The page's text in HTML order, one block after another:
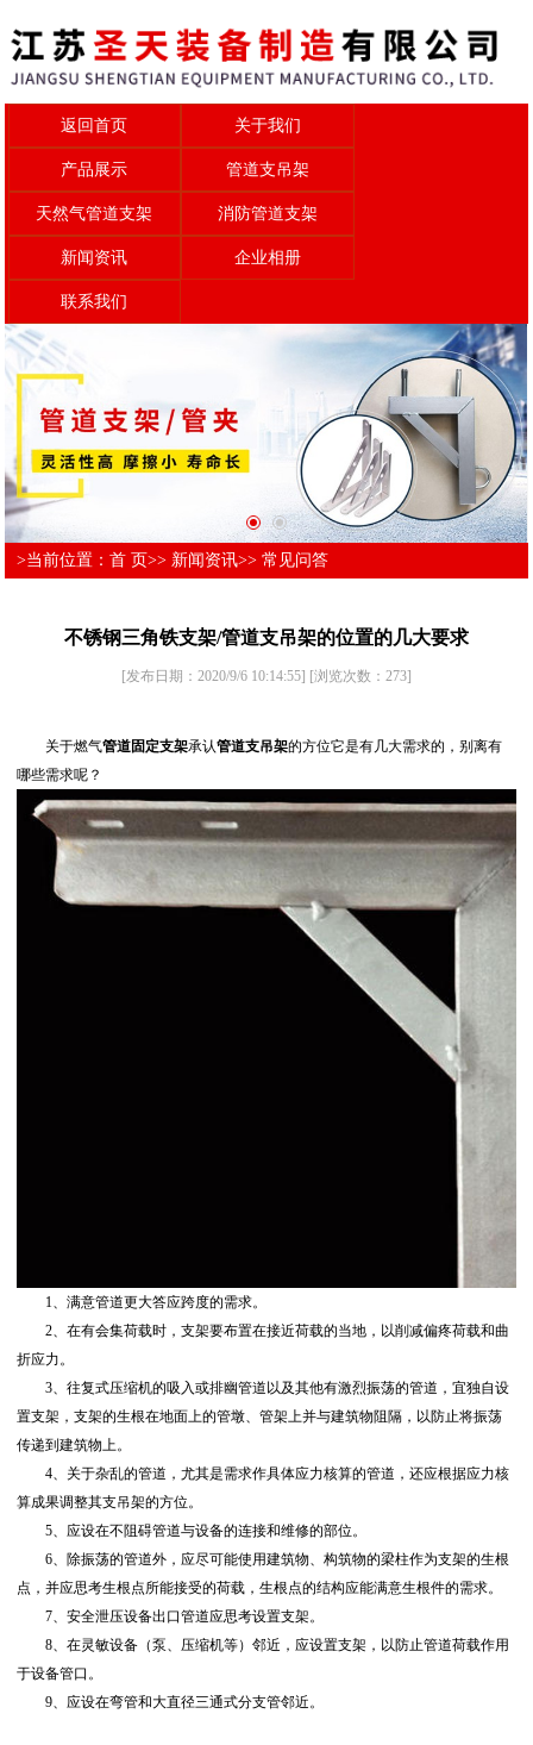
返回首页 关于我们
产品展示 管道支吊架
天然气管道支架 消防管道支架
新闻资讯 企业相册
联系我们
>当前位置：首 页>> 新闻资讯>>常见问答
不锈钢三角铁支架/管道支吊架的位置的几大要求
[发布日期：2020/9/6 10:14:55] [浏览次数： 273]
关于燃气管道固定支架承认管道支吊架的方位它是有几大需求的，别离有
哪些需求呢？
1、满意管道更大答应跨度的需求。
2、在有会集荷载时，支架要布置在接近荷载的当地，以削减偏疼荷载和曲
折应力。
3、往复式压缩机的吸入或排幽管道以及其他有激烈振荡的管道，宜独自设
置支架，支架的生根在地面上的管墩、管架上并与建筑物阻隔，以防止将振荡
传递到建筑物上。
4、关于杂乱的管道，尤其是需求作具体应力核算的管道，还应根据应力核
算成果调整其支吊架的方位。
5、应设在不阻碍管道与设备的连接和维修的部位。
6、除振荡的管道外，应尽可能使用建筑物、构筑物的梁柱作为支架的生根
点，并应思考生根点所能接受的荷载，生根点的结构应能满意生根件的需求。
7、安全泄压设备出口管道应思考设置支架。
8、在灵敏设备（泵、压缩机等）邻近，应设置支架，以防止管道荷载作用
于设备管口。
9、应设在弯管和大直径三通式分支管邻近。